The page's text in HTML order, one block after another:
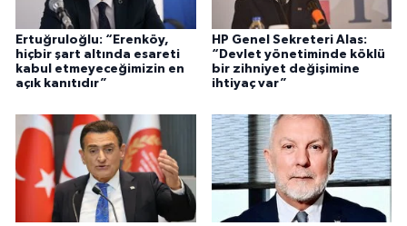
Ertuğruloğlu: “Erenköy,
hiçbir şart altında esareti
kabul etmeyeceğimizin en
açık kanıtıdır”
HP Genel Sekreteri Alas:
“Devlet yönetiminde köklü
bir zihniyet değişimine
ihtiyaç var”